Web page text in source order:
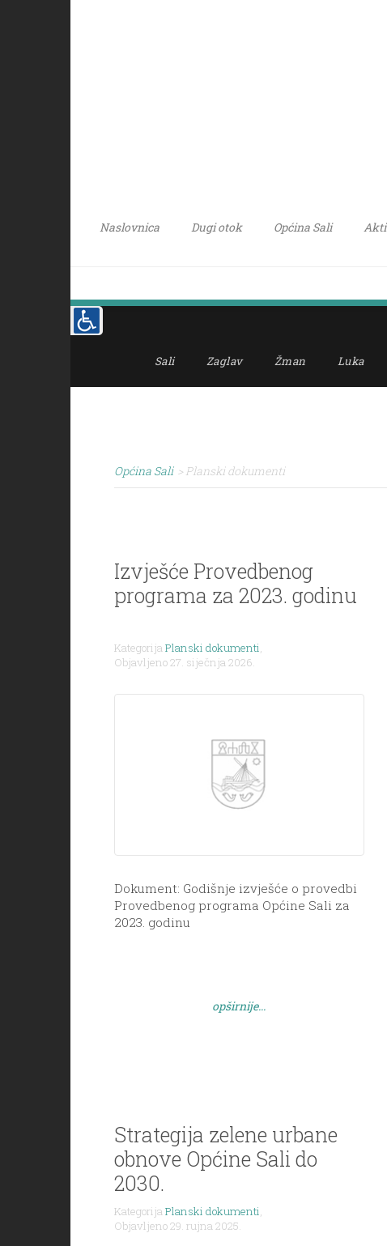
Naslovnica Dugi otok Općina Sali Akti
Sali Zaglav Žman Luka
Općina Sali > Planski dokumenti
Izvješće Provedbenog
programa za 2023. godinu
KategorijaPlanski dokumenti,
Objavljeno 27. siječnja 2026.
Dokument: Godišnje izvješće o provedbi
Provedbenog programa Općine Sali za
2023. godinu
opširnije...
Strategija zelene urbane
obnove Općine Sali do
2030.
Kategorija Planski dokumenti
Objavljeno 29. rujna 2025.